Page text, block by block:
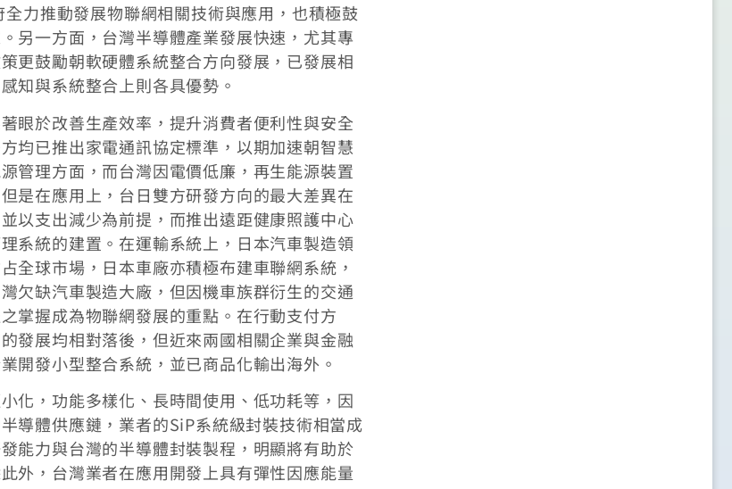
力推動發展物聯網相關技術與應用，也積極鼓
另一方面，台灣半導體產業發展快速，尤其專
更鼓勵朝軟硬體系統整合方向發展，已發展相
知與系統整合上則各具優勢。
眼於改善生產效率，提升消費者便利性與安全
均已推出家電通訊協定標準，以期加速朝智慧
管理方面，而台灣因電價低廉，再生能源裝置
是在應用上，台日雙方研發方向的最大差異在
以支出減少為前提，而推出遠距健康照護中心
系統的建置。在運輸系統上，日本汽車製造領
全球市場，日本車廠亦積極布建車聯網系統，
欠缺汽車製造大廠，但因機車族群衍生的交通
掌握成為物聯網發展的重點。在行動支付方
發展均相對落後，但近來兩國相關企業與金融
開發小型整合系統，並已商品化輸出海外。
化，功能多樣化、長時間使用、低功耗等，因
導體供應鏈，業者的SiP系統級封裝技術相當成
能力與台灣的半導體封裝製程，明顯將有助於
外，台灣業者在應用開發上具有彈性因應能量